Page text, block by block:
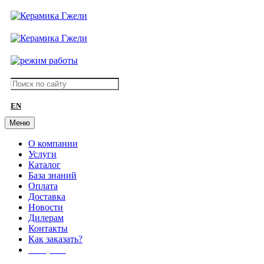
EN
Меню
О компании
Услуги
Каталог
База знаний
Оплата
Доставка
Новости
Дилерам
Контакты
Как заказать?